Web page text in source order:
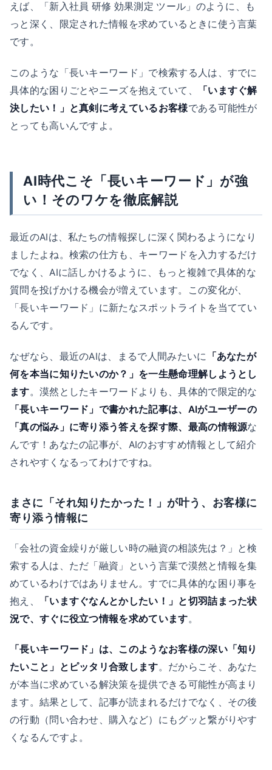
えば、「新入社員 研修 効果測定 ツール」のように、も
っと深く、限定された情報を求めているときに使う言葉
です。
このような「長いキーワード」で検索する人は、すでに
具体的な困りごとやニーズを抱えていて、
「いますぐ解
決したい！」と真剣に考えているお客様である可能性が
とっても高いんですよ。
AI時代こそ「長いキーワード」が強
い！そのワケを徹底解説
最近のAIは、私たちの情報探しに深く関わるようになり
ましたよね。検索の仕方も、キーワードを入力するだけ
でなく、AIに話しかけるように、もっと複雑で具体的な
質問を投げかける機会が増えています。この変化が、
「長いキーワード」に新たなスポットライトを当ててい
るんです。
なぜなら、最近のAIは、まるで人間みたいに 「あなたが
何を本当に知りたいのか？」を一生懸命理解しようとし
ます。漠然としたキーワードよりも、具体的で限定的な
「長いキーワード」で書かれた記事は、AIがユーザーの
「真の悩み」に寄り添う答えを探す際、最高の情報源な
んです！あなたの記事が、AIのおすすめ情報として紹介
されやすくなるってわけですね。
まさに「それ知りたかった！」が叶う、お客様に
寄り添う情報に
「会社の資金繰りが厳しい時の融資の相談先は？」と検
索する人は、ただ「融資」という言葉で漠然と情報を集
めているわけではありません。すでに具体的な困り事を
抱え、
「いますぐなんとかしたい！」と切羽詰まった状
況で、すぐに役立つ情報を求めています。
「長いキーワード」は、このようなお客様の深い「知り
たいこと」とピッタリ合致します。だからこそ、あなた
が本当に求めている解決策を提供できる可能性が高まり
ます。結果として、記事が読まれるだけでなく、その後
の行動（問い合わせ、購入など）にもグッと繋がりやす
くなるんですよ。